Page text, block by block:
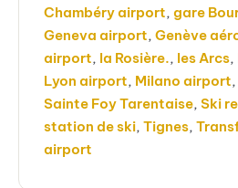
Chambéry airport, gare
Geneva airport, Genève
airport, la Rosière., les Arcs,
Lyon airport, Milano airport,
Sainte Foy Tarentaise, Ski
station de ski, Tignes,
airport